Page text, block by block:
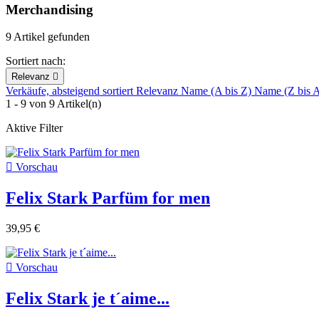
Merchandising
9 Artikel gefunden
Sortiert nach:
Relevanz 
Verkäufe, absteigend sortiertRelevanz Name (A bis Z) Name (Z bis
1 - 9 von 9 Artikel(n)
Aktive Filter
 Vorschau
Felix Stark Parfüm for men
39,95 €
 Vorschau
Felix Stark je t´aime...